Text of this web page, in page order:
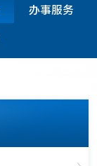
办事服务